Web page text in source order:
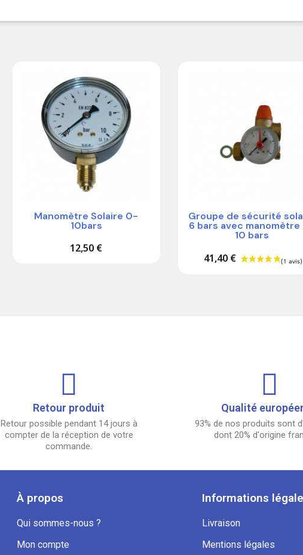
Manomètre Solaire 0-
10bars
12,50 €
Groupe de sécurité
6 bars avec
10 bars
41,40 €
Retour produit
Retour possible pendant 14 jours à
compter de la réception de votre
commande.
Qualité
93% de nos produits sont
dont 20% d'origine
À propos
Qui sommes-nous ?
Mon compte
Informations
Livraison
Mentions légales